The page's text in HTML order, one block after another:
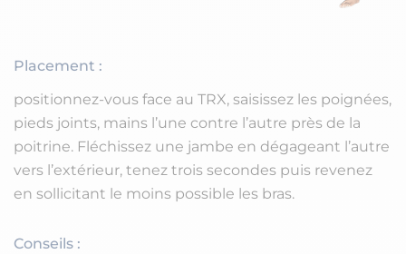
Placement :
positionnez-vous face au TRX, saisissez les poignées,
pieds joints, mains l’une contre l’autre près de la
poitrine. Fléchissez une jambe en dégageant l’autre
vers l’extérieur, tenez trois secondes puis revenez
en sollicitant le moins possible les bras.
Conseils :